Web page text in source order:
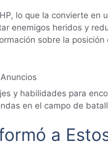
lo que la convierte en
enemigos heridos y
sobre la
Anuncios
y habilidades para
en el campo de
a